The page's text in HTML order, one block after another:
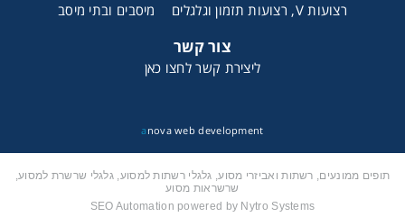
רצועות V, רצועות תזמון וגלגלים
מיסבים ובתי מיסב
צור קשר
ליצירת קשר לחצו כאן
a nova web development
תופים ממונעים, רשתות ואביזרי מסוע, גלגלי רשתות למסוע, גלגלי שרשרת למסוע,
שרשראות מסוע
SEO Automation powered by Nytro Systems